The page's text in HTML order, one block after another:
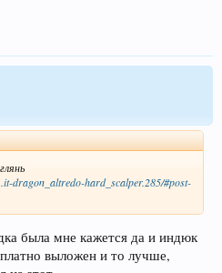
dragon_altredo-hard_scalper.285/#post-
была мне кажется да и индюк
выложен и то лучше,